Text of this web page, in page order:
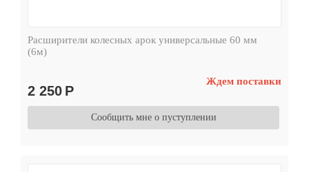
Расширители колесных арок универсальные 60 мм
(6м)
2 250 Р
Ждем поставки
Сообщить мне о пуступлении